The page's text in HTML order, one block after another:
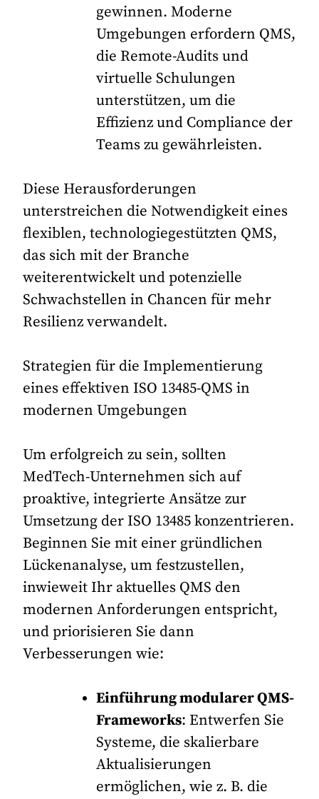
gewinnen. Moderne
Umgebungen erfordern QMS,
die Remote-Audits und
virtuelle Schulungen
unterstützen, um die
Effizienz und Compliance der
Teams zu gewährleisten.
Diese Herausforderungen
unterstreichen die Notwendigkeit eines
flexiblen, technologiegestützten QMS,
das sich mit der Branche
weiterentwickelt und potenzielle
Schwachstellen in Chancen für mehr
Resilienz verwandelt.
Strategien für die Implementierung
eines effektiven ISO 13485-QMS in
modernen Umgebungen
Um erfolgreich zu sein, sollten
MedTech-Unternehmen sich auf
proaktive, integrierte Ansätze zur
Umsetzung der ISO 13485 konzentrieren.
Beginnen Sie mit einer gründlichen
Lückenanalyse, um festzustellen,
inwieweit Ihr aktuelles QMS den
modernen Anforderungen entspricht,
und priorisieren Sie dann
Verbesserungen wie:
Einführung modularer QMS-
Frameworks: Entwerfen Sie
Systeme, die skalierbare
Aktualisierungen
ermöglichen, wie z. B. die